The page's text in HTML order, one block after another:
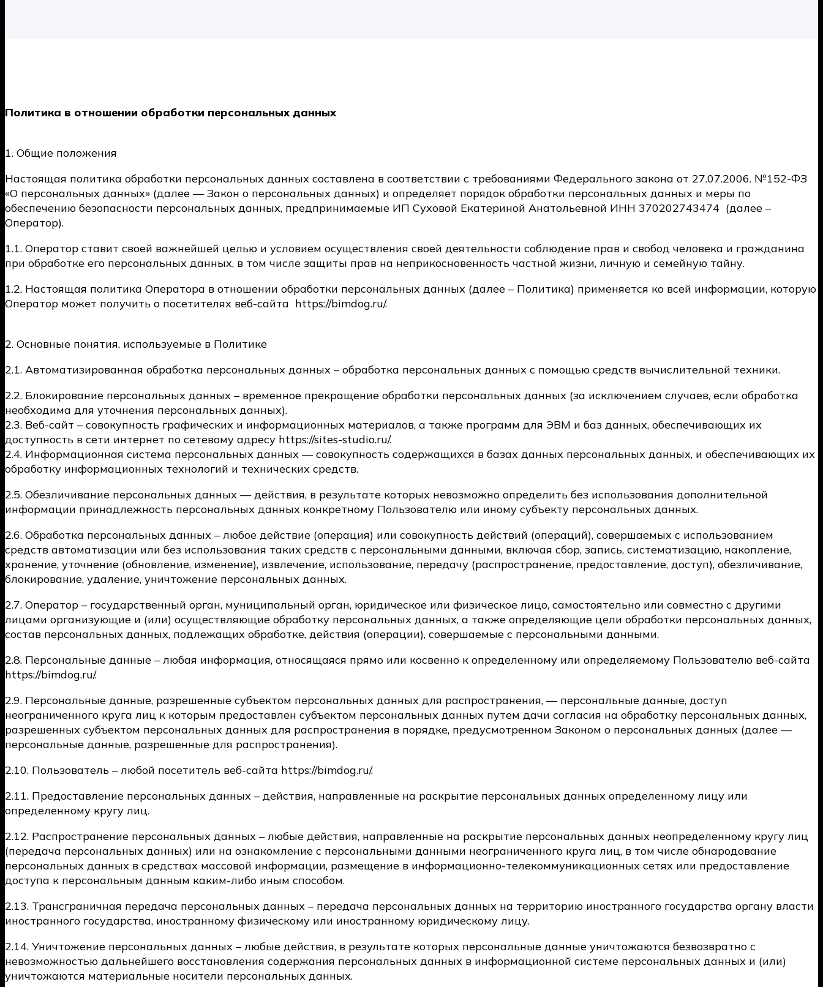
Политика в отношении обработки персональных данных
1. Общие положения
Настоящая политика обработки персональных данных составлена в соответствии с требованиями Федерального закона от 27.07.2006. №152-ФЗ
«О персональных данных» (далее — Закон о персональных данных) и определяет порядок обработки персональных данных и меры по
обеспечению безопасности персональных данных, предпринимаемые ИП Суховой Екатериной Анатольевной ИНН 370202743474 (далее –
Оператор).
1.1. Оператор ставит своей важнейшей целью и условием осуществления своей деятельности соблюдение прав и свобод человека и гражданина
при обработке его персональных данных, в том числе защиты прав на неприкосновенность частной жизни, личную и семейную тайну.
1.2. Настоящая политика Оператора в отношении обработки персональных данных (далее – Политика) применяется ко всей информации, которую
Оператор может получить о посетителях веб-сайта https://bimdog.ru/.
2. Основные понятия, используемые в Политике
2.1. Автоматизированная обработка персональных данных – обработка персональных данных с помощью средств вычислительной техники.
2.2. Блокирование персональных данных – временное прекращение обработки персональных данных (за исключением случаев, если обработка
необходима для уточнения персональных данных).
2.3. Веб-сайт – совокупность графических и информационных материалов, а также программ для ЭВМ и баз данных, обеспечивающих их
доступность в сети интернет по сетевому адресу https://sites-studio.ru/.
2.4. Информационная система персональных данных — совокупность содержащихся в базах данных персональных данных, и обеспечивающих их
обработку информационных технологий и технических средств.
2.5. Обезличивание персональных данных — действия, в результате которых невозможно определить без использования дополнительной
информации принадлежность персональных данных конкретному Пользователю или иному субъекту персональных данных.
2.6. Обработка персональных данных – любое действие (операция) или совокупность действий (операций), совершаемых с использованием
средств автоматизации или без использования таких средств с персональными данными, включая сбор, запись, систематизацию, накопление,
хранение, уточнение (обновление, изменение), извлечение, использование, передачу (распространение, предоставление, доступ), обезличивание,
блокирование, удаление, уничтожение персональных данных.
2.7. Оператор – государственный орган, муниципальный орган, юридическое или физическое лицо, самостоятельно или совместно с другими
лицами организующие и (или) осуществляющие обработку персональных данных, а также определяющие цели обработки персональных данных,
состав персональных данных, подлежащих обработке, действия (операции), совершаемые с персональными данными.
2.8. Персональные данные – любая информация, относящаяся прямо или косвенно к определенному или определяемому Пользователю веб-сайта
https://bimdog.ru/.
2.9. Персональные данные, разрешенные субъектом персональных данных для распространения, — персональные данные, доступ
неограниченного круга лиц к которым предоставлен субъектом персональных данных путем дачи согласия на обработку персональных данных,
разрешенных субъектом персональных данных для распространения в порядке, предусмотренном Законом о персональных данных (далее —
персональные данные, разрешенные для распространения).
2.10. Пользователь – любой посетитель веб-сайта https://bimdog.ru/.
2.11. Предоставление персональных данных – действия, направленные на раскрытие персональных данных определенному лицу или
определенному кругу лиц.
2.12. Распространение персональных данных – любые действия, направленные на раскрытие персональных данных неопределенному кругу лиц
(передача персональных данных) или на ознакомление с персональными данными неограниченного круга лиц, в том числе обнародование
персональных данных в средствах массовой информации, размещение в информационно-телекоммуникационных сетях или предоставление
доступа к персональным данным каким-либо иным способом.
2.13. Трансграничная передача персональных данных – передача персональных данных на территорию иностранного государства органу власти
иностранного государства, иностранному физическому или иностранному юридическому лицу.
2.14. Уничтожение персональных данных – любые действия, в результате которых персональные данные уничтожаются безвозвратно с
невозможностью дальнейшего восстановления содержания персональных данных в информационной системе персональных данных и (или)
уничтожаются материальные носители персональных данных.